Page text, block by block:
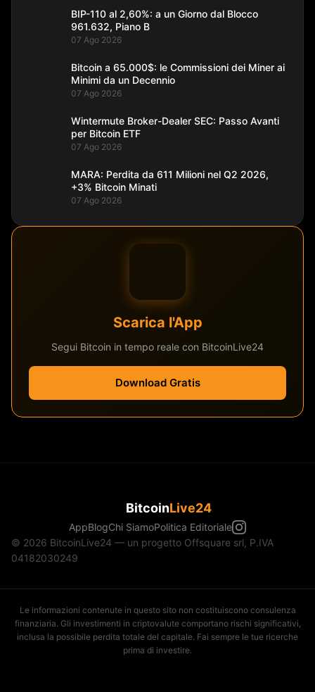
BIP-110 al 2,60%: a un Giorno dal Blocco
961.632, Piano B
07 Ago 2026
Bitcoin a 65.000$: le Commissioni dei Miner ai
Minimi da un Decennio
07 Ago 2026
Wintermute Broker-Dealer SEC: Passo Avanti
per Bitcoin ETF
07 Ago 2026
MARA: Perdita da 611 Milioni nel Q2 2026,
+3% Bitcoin Minati
07 Ago 2026
Scarica l'App
Segui Bitcoin in tempo reale con BitcoinLive24
Download Gratis
BitcoinLive24
AppBlogChi SiamoPolitica Editoriale
© 2026 BitcoinLive24 — un progetto Offsquare srl, P.IVA
04182030249
Le informazioni contenute in questo sito non costituiscono consulenza
finanziaria. Gli investimenti in criptovalute comportano rischi significativi,
inclusa la possibile perdita totale del capitale. Fai sempre le tue ricerche
prima di investire.